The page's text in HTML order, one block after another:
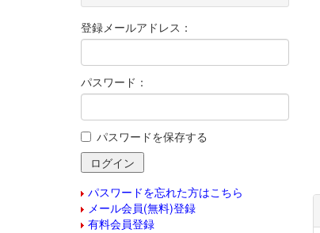
登録メールアドレス：
パスワード：
パスワードを保存する
パスワードを忘れた方はこちら
メール会員(無料)登録
有料会員登録